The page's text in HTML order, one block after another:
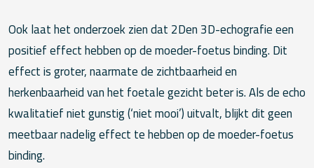
Ook laat het onderzoek zien dat 2Den 3D-echografie een
positief effect hebben op de moeder-foetus binding. Dit
effect is groter, naarmate de zichtbaarheid en
herkenbaarheid van het foetale gezicht beter is. Als de echo
kwalitatief niet gunstig (‘niet mooi’) uitvalt, blijkt dit geen
meetbaar nadelig effect te hebben op de moeder-foetus
binding.